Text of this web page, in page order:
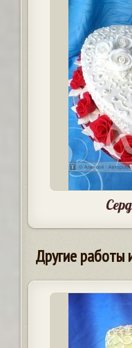
Другие работы